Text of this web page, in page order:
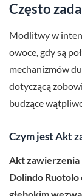
Często
Modlitwy w
owoce, gdy są
mechanizmów
dotyczącą
budzące
Czym jest Akt
Akt zawierzenia
Dolindo